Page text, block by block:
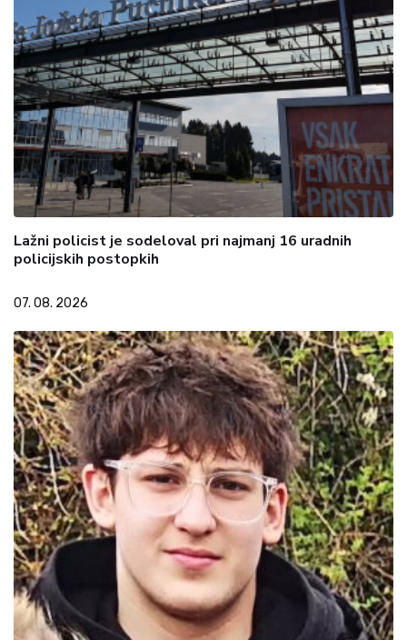
Lažni policist je sodeloval pri najmanj 16 uradnih
policijskih postopkih
07. 08. 2026